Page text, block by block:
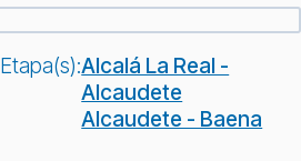
Etapa(s):Alcalá La Real -
Alcaudete
Alcaudete - Baena